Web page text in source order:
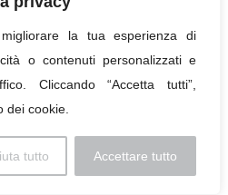
la tua esperienza di
o contenuti personalizzati e
Cliccando “Accetta tutti”,
dei cookie.
tutto Accettare tutto
« Torna all'elenco
Paolo Profaizer